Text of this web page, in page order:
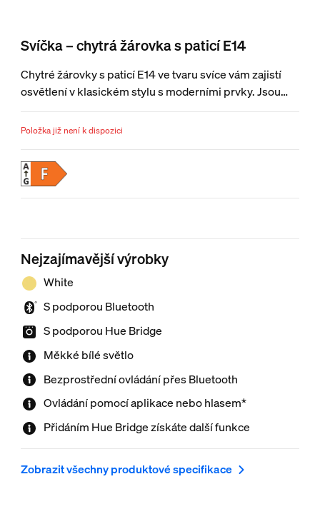
Svíčka – chytrá žárovka s paticí E14
Chytré žárovky s paticí E14 ve tvaru svíce vám zajistí
osvětlení v klasickém stylu s moderními prvky. Jsou
ideální pro stolní a menší svítidla a poskytují měkké
bílé světlo a možnost okamžitého bezdrátového
Položka již není k dispozici
Nejzajímavější výrobky
White
S podporou Bluetooth
S podporou Hue Bridge
Měkké bílé světlo
Bezprostřední ovládání přes Bluetooth
Ovládání pomocí aplikace nebo hlasem*
Přidáním Hue Bridge získáte další funkce
Zobrazit všechny produktové specifikace